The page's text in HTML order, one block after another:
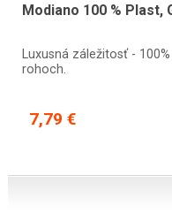
Modiano 100 % Plast,
Luxusná záležitosť -
rohoch.
7,79 €